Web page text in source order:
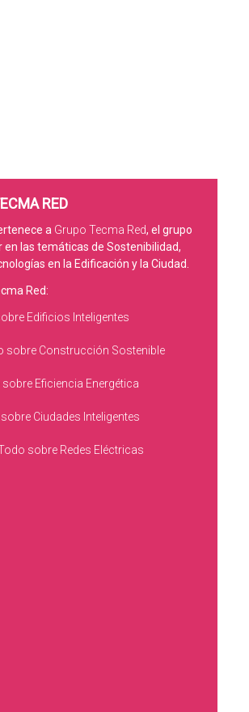
RED
a Grupo Tecma Red, el grupo
en las temáticas de Sostenibilidad,
en la Edificación y la Ciudad.
Red:
Edificios Inteligentes
sobre Construcción Sostenible
sobre Eficiencia Energética
Ciudades Inteligentes
sobre Redes Eléctricas